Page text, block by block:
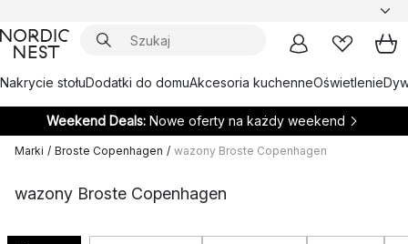
Nakrycie stołuDodatki do domuAkcesoria kuchenneOświetlenie
Weekend Deals: Nowe oferty na każdy weekend
Marki / Broste Copenhagen / wazony Broste Copenhagen
wazony Broste Copenhagen